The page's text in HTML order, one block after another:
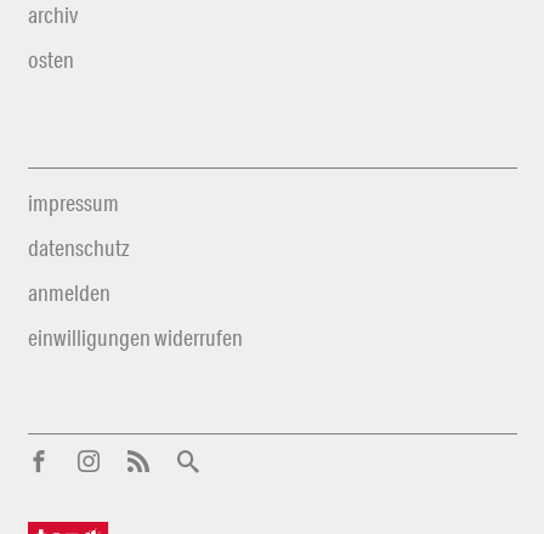
archiv
osten
impressum
datenschutz
anmelden
einwilligungen widerrufen